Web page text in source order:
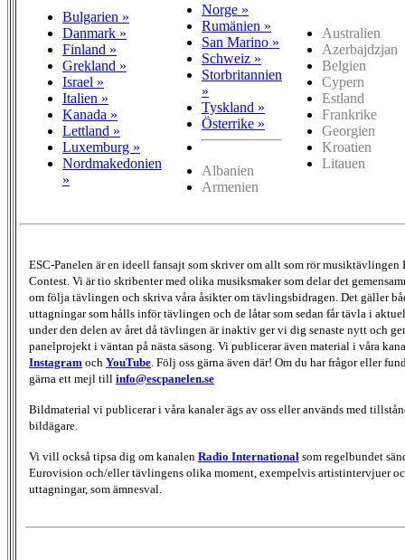
Bulgarien »
Danmark »
Finland »
Grekland »
Israel »
Italien »
Kanada »
Lettland »
Luxemburg »
Nordmakedonien
»
Norge »
Rumänien »
San Marino »
Schweiz »
Storbritannien
»
Tyskland »
Österrike »
Albanien
Armenien
Australien
Azerbajdzjan
Belgien
Cypern
Estland
Frankrike
Georgien
Kroatien
Litauen
ESC-Panelen är en ideell fansajt som skriver om allt som rör musiktävlingen
Contest. Vi är tio skribenter med olika musiksmaker som delar det
om följa tävlingen och skriva våra åsikter om tävlingsbidragen. Det gäller
uttagningar som hålls inför tävlingen och de låtar som sedan får tävla i
under den delen av året då tävlingen är inaktiv ger vi dig senaste nytt och
panelprojekt i väntan på nästa säsong. Vi publicerar även material i våra
Instagram och YouTube. Följ oss gärna även där! Om du har frågor eller
gärna ett mejl till info@escpanelen.se
Bildmaterial vi publicerar i våra kanaler ägs av oss eller används med
bildägare.
Vi vill också tipsa dig om kanalen Radio International som regelbundet
Eurovision och/eller tävlingens olika moment, exempelvis artistintervjuer
uttagningar, som ämnesval.